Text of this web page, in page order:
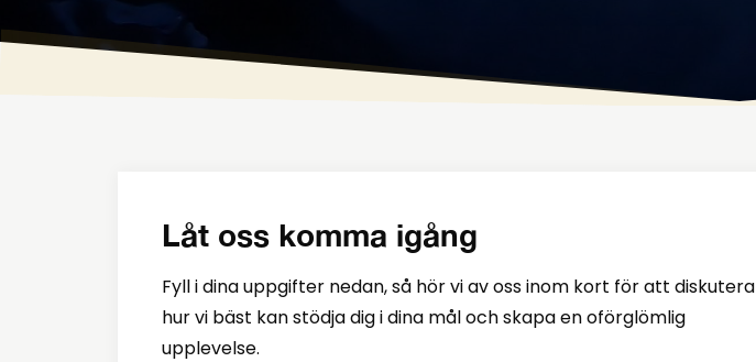
Låt oss komma igång
Fyll i dina uppgifter nedan, så hör vi av oss inom kort för att diskutera
hur vi bäst kan stödja dig i dina mål och skapa en oförglömlig
upplevelse.